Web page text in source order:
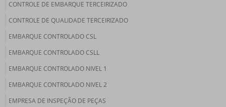
CONTROLE DE EMBARQUE TERCEIRIZADO
CONTROLE DE QUALIDADE TERCEIRIZADO
EMBARQUE CONTROLADO CSL
EMBARQUE CONTROLADO CSLL
EMBARQUE CONTROLADO NIVEL 1
EMBARQUE CONTROLADO NIVEL 2
EMPRESA DE INSPEÇÃO DE PEÇAS